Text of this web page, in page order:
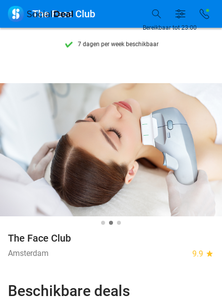
7 dagen per week beschikbaar
10+ miljoen leden
7 dagen per week beschikbaar
10+ miljoen leden
Bereikbaar tot 23:00
 The Face Club
The Face Club
Amsterdam 9.9 star
Beschikbare deals